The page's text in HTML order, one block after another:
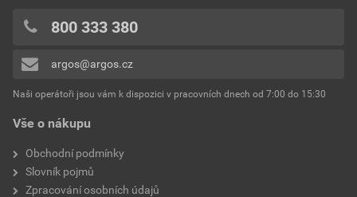
Přidávat hodnocení může pouze přihlášený uživatel.
Vše o nákupu
Obchodní podmínky
Slovník pojmů
Zpracování osobních údajů
800 333 380
argos@argos.cz
Naši operátoři jsou vám k dispozici v pracovních dnech od 7:00 do 15:30